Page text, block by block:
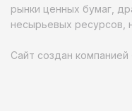
рынки ценных бумаг,
несырьевых ресурсов,
Сайт создан компанией